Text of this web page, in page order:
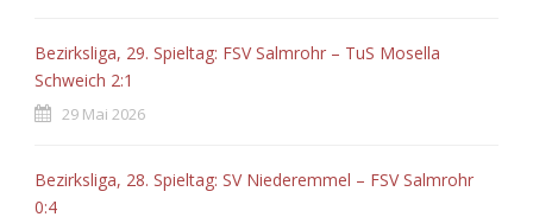
Bezirksliga, 29. Spieltag: FSV Salmrohr – TuS Mosella
Schweich 2:1
29 Mai 2026
Bezirksliga, 28. Spieltag: SV Niederemmel – FSV Salmrohr
0:4